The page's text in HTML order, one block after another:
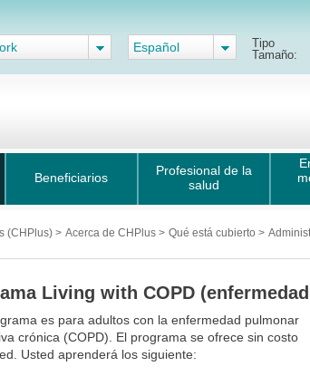
Español
Tipo
Tamaño:
Beneficiarios
Profesional de la
salud
(CHPlus) > Acerca de CHPlus > Qué está cubierto >
Living with COPD
es para adultos con la enfermedad pulmonar
crónica (COPD). El programa se ofrece sin costo
Usted aprenderá los siguiente: